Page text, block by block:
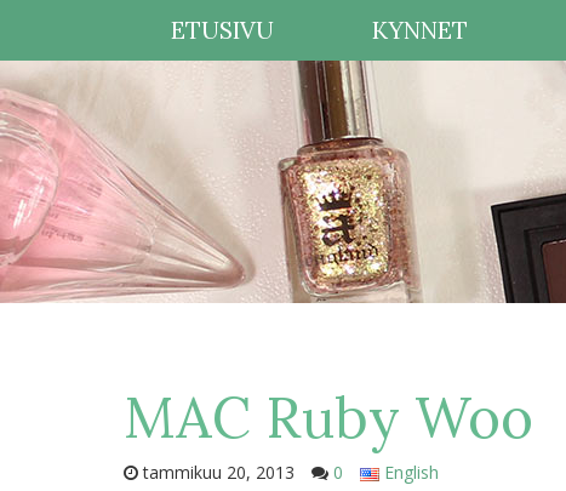
ETUSIVU KYNNET
MAC Ruby Woo
tammikuu 20, 2013 0 English